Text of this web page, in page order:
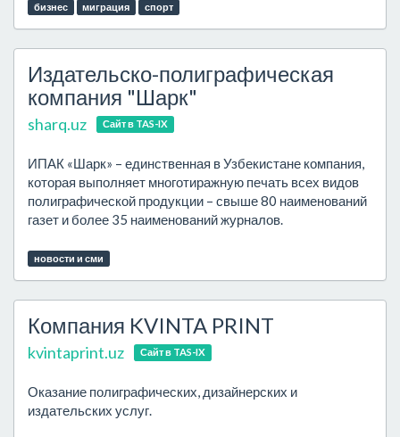
бизнес
миграция спорт
Издательско-полиграфическая
компания "Шарк"
sharq.uz Сайт в TAS-IX
ИПАК «Шарк» – единственная в Узбекистане компания,
которая выполняет многотиражную печать всех видов
полиграфической продукции – свыше 80 наименований
газет и более 35 наименований журналов.
новости и сми
Компания KVINTA PRINT
kvintaprint.uz Сайт в TAS-IX
Оказание полиграфических, дизайнерских и
издательских услуг.